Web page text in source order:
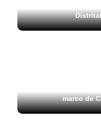
marco de